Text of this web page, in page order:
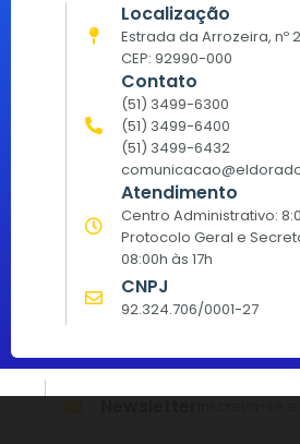
Localização
Estrada da Arrozeira, nº
CEP: 92990-000
Contato
(51) 3499-6300
(51) 3499-6400
(51) 3499-6432
Atendimento
Centro Administrativo:
Protocolo Geral e
08:00h às 17h
CNPJ
92.324.706/0001-27